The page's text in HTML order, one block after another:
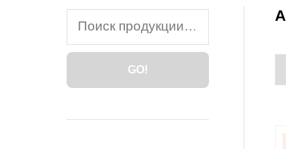
for:
GO!